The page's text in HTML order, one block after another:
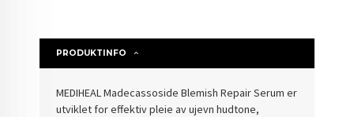
PRODUKTINFO
MEDIHEAL Madecassoside Blemish Repair Serum er
utviklet for effektiv pleie av ujevn hudtone,